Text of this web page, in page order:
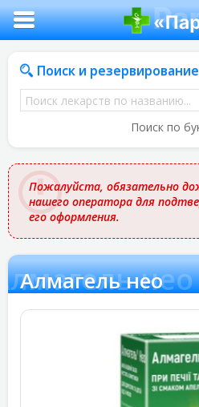
Поиск и
Поиск
лекарств
названию
Поиск по
Пожалуйста, обязательно
нашего оператора для
его оформления.
нео
Алмагель нео